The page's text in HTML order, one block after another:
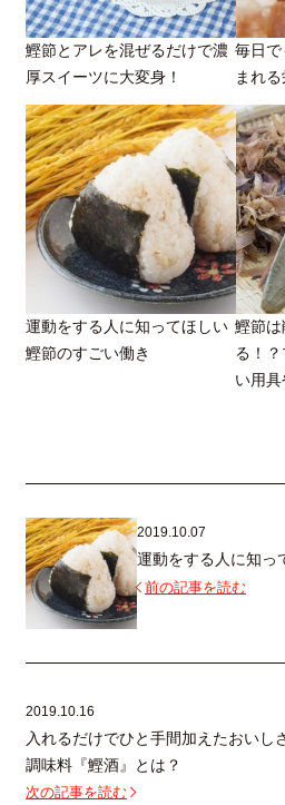
鰹節とアレを混ぜるだけで濃
厚スイーツに大変身！
毎日
まれ
運動をする人に知ってほしい
鰹節のすごい働き
鰹節は
る！
い用
2019.10.07
運動をする人に知っ
前の記事を読む
2019.10.16
入れるだけでひと手間加えたおいし
調味料『鰹酒』とは？
次の記事を読む